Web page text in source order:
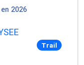
2026
Trail